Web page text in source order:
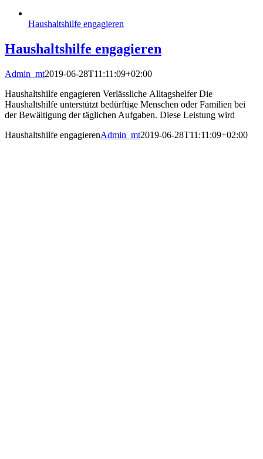
Haushaltshilfe engagieren
Haushaltshilfe engagieren
Admin_mt2019-06-28T11:11:09+02:00
Haushaltshilfe engagieren Verlässliche Alltagshelfer Die
Haushaltshilfe unterstützt bedürftige Menschen oder Familien bei
der Bewältigung der täglichen Aufgaben. Diese Leistung wird
Haushaltshilfe engagierenAdmin_mt2019-06-28T11:11:09+02:00